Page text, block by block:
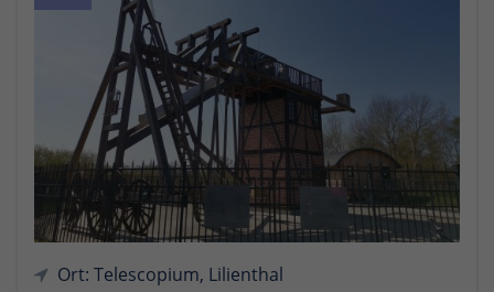
Ort: Telescopium, Lilienthal